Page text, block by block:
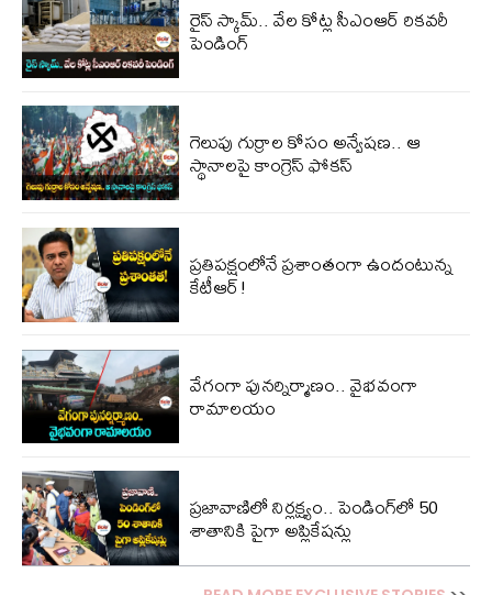
రైస్ స్కామ్.. వేల కోట్ల‌ సీఎంఆర్ రికవరీ
పెండింగ్
గెలుపు గుర్రాల కోసం అన్వేషణ.. ఆ
స్థానాలపై కాంగ్రెస్ ఫోకస్
ప్ర‌తిప‌క్షంలోనే ప్ర‌శాంతంగా ఉందంటున్న
కేటీఆర్!
వేగంగా పునర్నిర్మాణం.. వైభవంగా
రామాలయం
ప్రజావాణిలో నిర్లక్ష్యం.. పెండింగ్‌లో 50
శాతానికి పైగా అప్లికేషన్లు